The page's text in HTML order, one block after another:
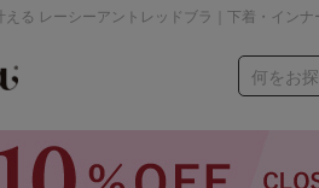
る レーシーアントレッドブラ｜下着・インナ
何をお
から探す